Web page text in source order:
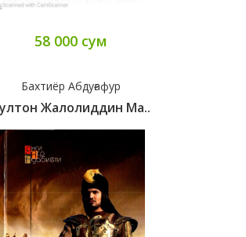
58 000 сум
Бахтиёр Абдуғафур
Жалолиддин Ма..